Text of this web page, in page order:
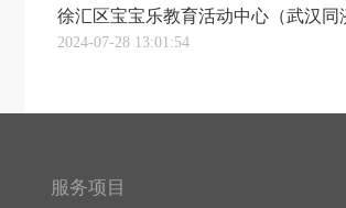
2024-07-28 13:01:54
服务项目